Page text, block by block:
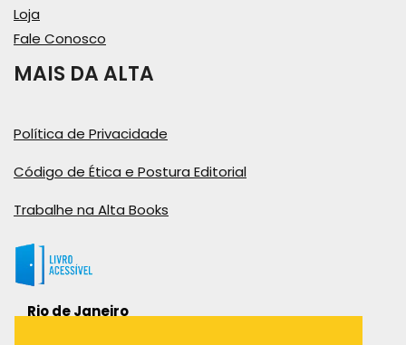
Loja
Fale Conosco
MAIS DA ALTA
Política de Privacidade
Código de Ética e Postura Editorial
Trabalhe na Alta Books
Rio de Janeiro